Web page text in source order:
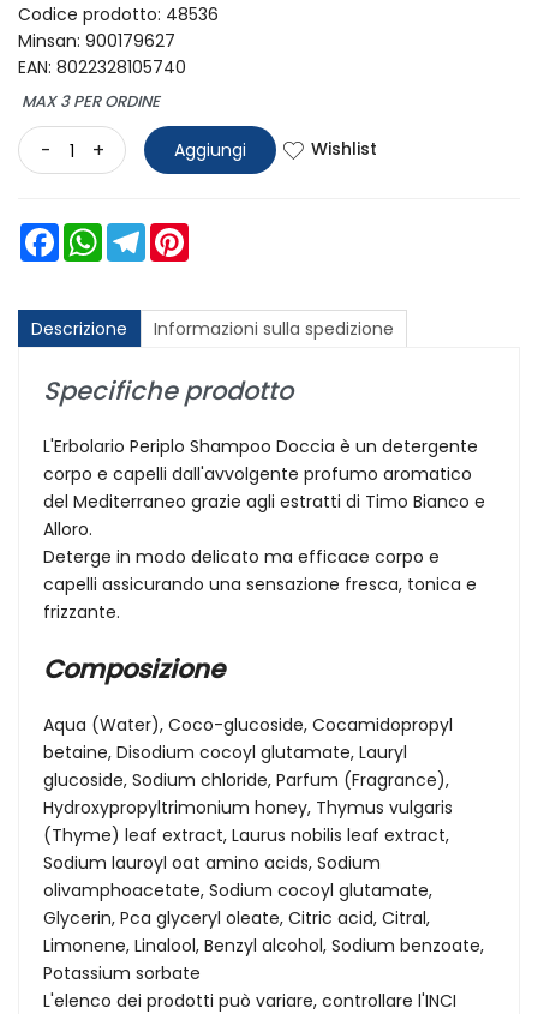
Codice prodotto: 48536
Minsan: 900179627
EAN: 8022328105740
MAX 3 PER ORDINE
- + Aggiungi Wishlist
FacebookWhatsAppTelegram
Descrizione Informazioni sulla spedizione
Specifiche prodotto
L'Erbolario Periplo Shampoo Doccia è un detergente
corpo e capelli dall'avvolgente profumo aromatico
del Mediterraneo grazie agli estratti di Timo Bianco e
Alloro.
Deterge in modo delicato ma efficace corpo e
capelli assicurando una sensazione fresca, tonica e
frizzante.
Composizione
Aqua (Water), Coco-glucoside, Cocamidopropyl
betaine, Disodium cocoyl glutamate, Lauryl
glucoside, Sodium chloride, Parfum (Fragrance),
Hydroxypropyltrimonium honey, Thymus vulgaris
(Thyme) leaf extract, Laurus nobilis leaf extract,
Sodium lauroyl oat amino acids, Sodium
olivamphoacetate, Sodium cocoyl glutamate,
Glycerin, Pca glyceryl oleate, Citric acid, Citral,
Limonene, Linalool, Benzyl alcohol, Sodium benzoate,
Potassium sorbate
L'elenco dei prodotti può variare, controllare l'INCI